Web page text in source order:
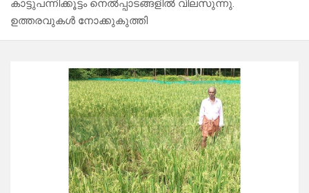
കാട്ടുപന്നിക്കൂട്ടം നെൽപ്പാടങ്ങളിൽ വിലസുന്നു.
ഉത്തരവുകൾ നോക്കുകുത്തി